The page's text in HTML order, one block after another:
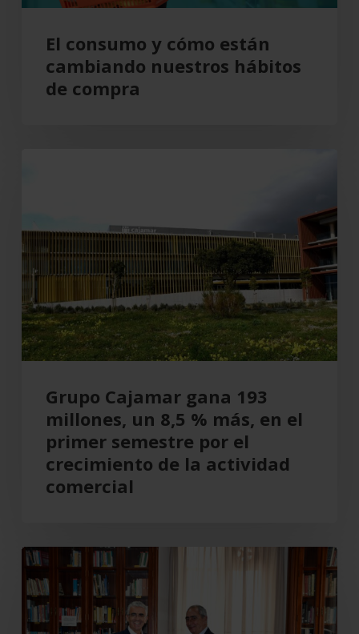
compra
El consumo y cómo están
cambiando nuestros hábitos
de compra
193
millones,
un
8,5
%
más,
en
primer
semestre
crecimiento
actividad
comercial
Grupo Cajamar gana 193
millones, un 8,5 % más, en el
primer semestre por el
crecimiento de la actividad
comercial
Cajamar
recupera
el
Teatro